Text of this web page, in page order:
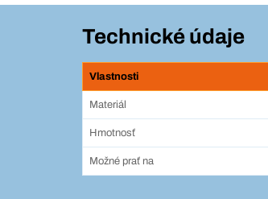
Technické údaje
Vlastnosti
Materiál
Hmotnosť
Možné prať na